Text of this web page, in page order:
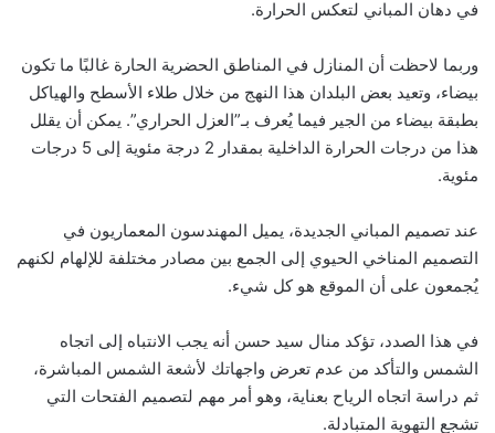
في دهان المباني لتعكس الحرارة.
وربما لاحظت أن المنازل في المناطق الحضرية الحارة غالبًا ما تكون
بيضاء، وتعيد بعض البلدان هذا النهج من خلال طلاء الأسطح والهياكل
بطبقة بيضاء من الجير فيما يُعرف بـ”العزل الحراري”. يمكن أن يقلل
هذا من درجات الحرارة الداخلية بمقدار 2 درجة مئوية إلى 5 درجات
مئوية.
عند تصميم المباني الجديدة، يميل المهندسون المعماريون في
التصميم المناخي الحيوي إلى الجمع بين مصادر مختلفة للإلهام لكنهم
يُجمعون على أن الموقع هو كل شيء.
في هذا الصدد، تؤكد منال سيد حسن أنه يجب الانتباه إلى اتجاه
الشمس والتأكد من عدم تعرض واجهاتك لأشعة الشمس المباشرة،
ثم دراسة اتجاه الرياح بعناية، وهو أمر مهم لتصميم الفتحات التي
تشجع التهوية المتبادلة.